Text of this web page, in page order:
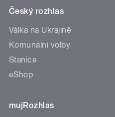
Český rozhlas
Válka na Ukrajině
Komunální volby
Stanice
eShop
mujRozhlas